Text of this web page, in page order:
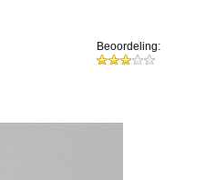
Beoordeling: